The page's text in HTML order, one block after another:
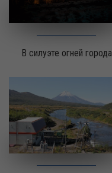
В силуэте огней города